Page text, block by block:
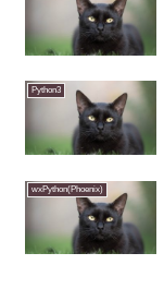
Python3
wxPython(Phoenix)